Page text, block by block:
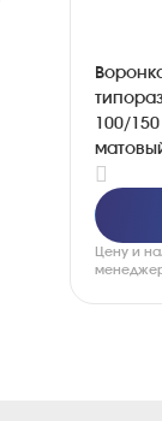
100/
Цену и